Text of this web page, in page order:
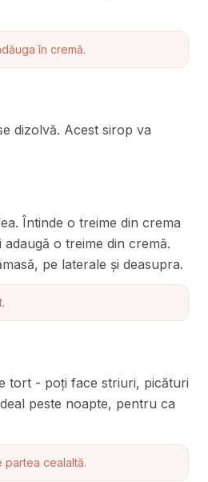
în cremă.
dizolvă. Acest sirop va
Întinde o treime din crema
o treime din cremă.
pe laterale și deasupra.
tort - poți face striuri, picături
peste noapte, pentru ca
cealaltă.